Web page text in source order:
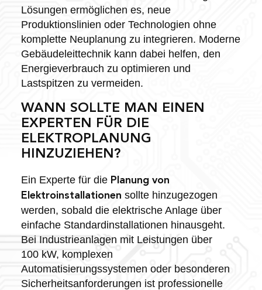
Lösungen ermöglichen es, neue
Produktionslinien oder Technologien ohne
komplette Neuplanung zu integrieren. Moderne
Gebäudeleittechnik kann dabei helfen, den
Energieverbrauch zu optimieren und
Lastspitzen zu vermeiden.
WANN SOLLTE MAN EINEN
EXPERTEN FÜR DIE
ELEKTROPLANUNG
HINZUZIEHEN?
Ein Experte für die Planung von
Elektroinstallationen sollte hinzugezogen
werden, sobald die elektrische Anlage über
einfache Standardinstallationen hinausgeht.
Bei Industrieanlagen mit Leistungen über
100 kW, komplexen
Automatisierungssystemen oder besonderen
Sicherheitsanforderungen ist professionelle